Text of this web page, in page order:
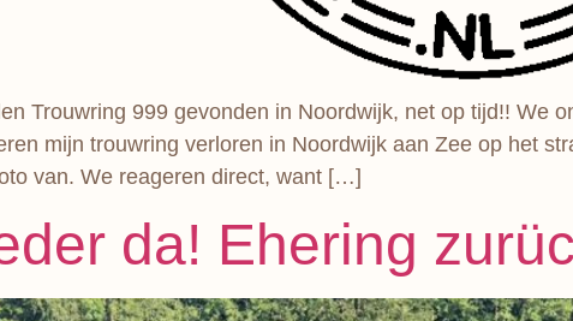
Trouwring 999 gevonden in Noordwijk, net op tijd!! We
mijn trouwring verloren in Noordwijk aan Zee op het
van. We reageren direct, want […]
da! Ehering